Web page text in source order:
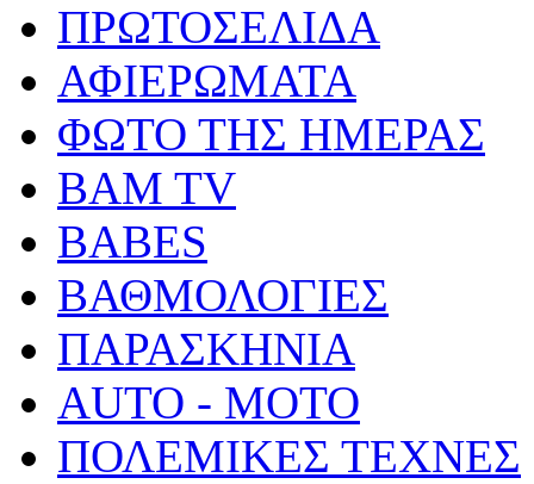
ΠΡΩΤΟΣΕΛΙΔΑ
ΑΦΙΕΡΩΜΑΤΑ
ΦΩΤΟ ΤΗΣ ΗΜΕΡΑΣ
BAM TV
BABES
ΒΑΘΜΟΛΟΓΙΕΣ
ΠΑΡΑΣΚΗΝΙΑ
AUTO - MOTO
ΠΟΛΕΜΙΚΕΣ ΤΕΧΝΕΣ